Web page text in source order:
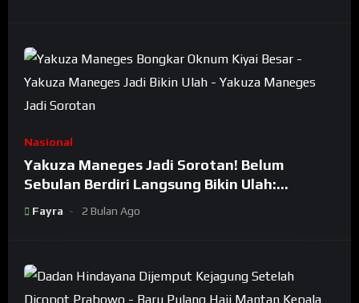
Nasional
Yakuza Maneges Jadi Sorotan! Belum
Sebulan Berdiri Langsung Bikin Ulah:
Bongkar Oknum Kiyai Besar
Fayra 2 Bulan Ago